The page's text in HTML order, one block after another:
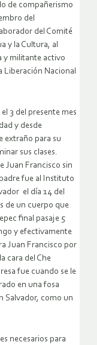
de compañerismo
del
del Comité
y la Cultura, al
y militante activo
Liberación Nacional
3 del presente mes
y desde
extraño para su
sus clases.
Juan Francisco sin
fue al Instituto
el día 14 del
de un cuerpo que
final pasaje 5
y efectivamente
Juan Francisco por
cara del Che
fue cuando se le
en una fosa
Salvador, como un
necesarios para